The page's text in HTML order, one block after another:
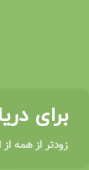
برای
زودتر از همه